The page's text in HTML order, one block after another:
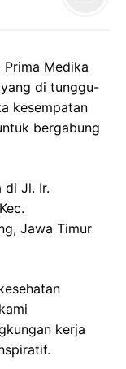
Prima Medika
di tunggu-
kesempatan
bergabung
di Jl. Ir.
Jawa Timur
kerja